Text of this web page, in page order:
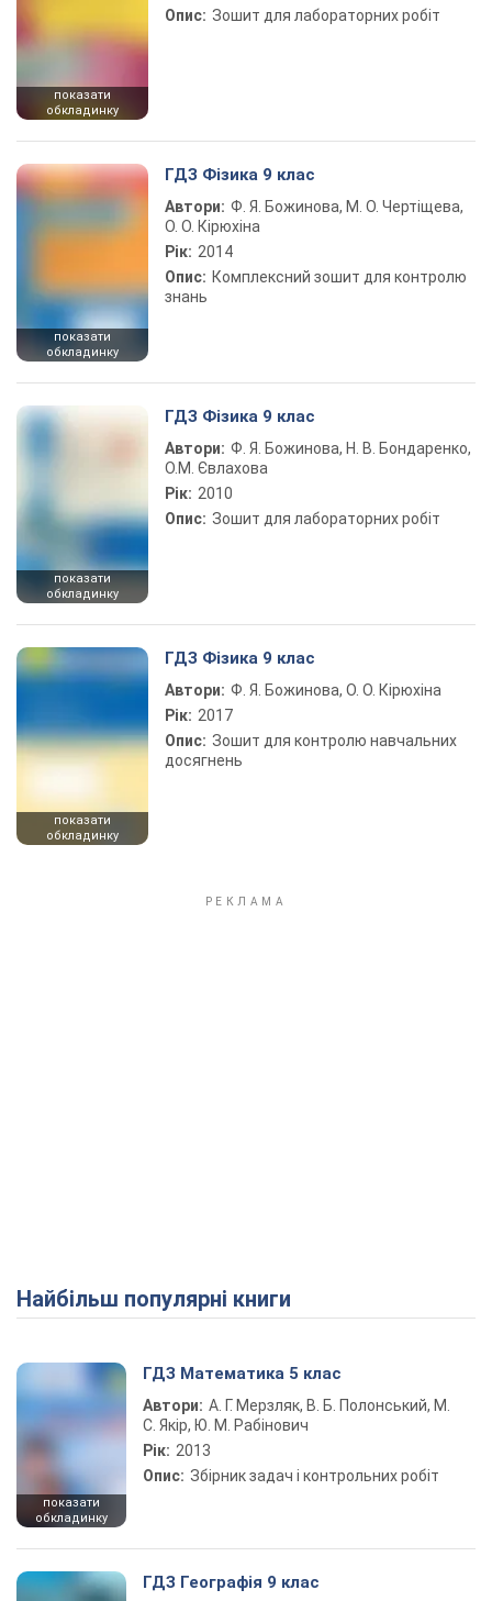
показати
обкладинку
Опис:
Зошит для лабораторних робіт
показати
обкладинку
ГДЗ Фізика 9 клас
Автори: Ф. Я. Божинова, М. О. Чертіщева,
О. О. Кірюхіна
Рік: 2014
Опис: Комплексний зошит для контролю
знань
показати
обкладинку
ГДЗ Фізика 9 клас
Автори: Ф. Я. Божинова, Н. В. Бондаренко,
О.М. Євлахова
Рік: 2010
Опис: Зошит для лабораторних робіт
показати
обкладинку
ГДЗ Фізика 9 клас
Автори: Ф. Я. Божинова, О. О. Кірюхіна
Рік: 2017
Опис: Зошит для контролю навчальних
досягнень
Найбільш популярні книги
показати
обкладинку
ГДЗ Математика 5 клас
Автори: А. Г. Мерзляк, В. Б. Полонський, М.
С. Якір, Ю. М. Рабінович
Рік: 2013
Опис: Збірник задач і контрольних робіт
ГДЗ Географія 9 клас